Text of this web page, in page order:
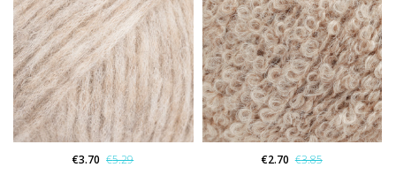
€3.70 €5.29 €2.70 €3.85